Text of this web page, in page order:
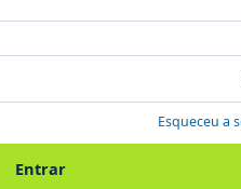
Esqueceu a